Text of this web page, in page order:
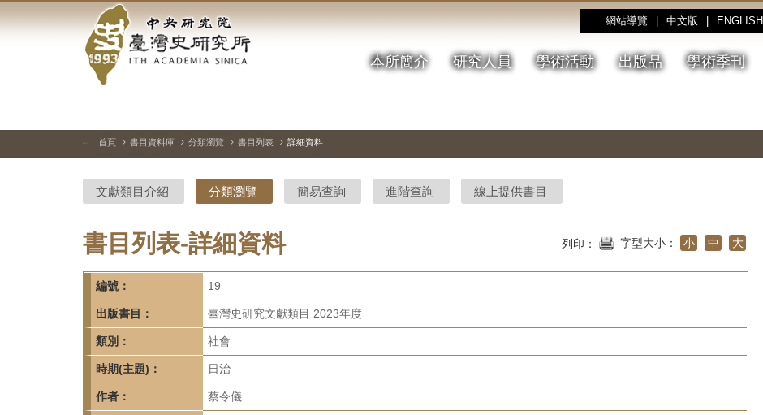
到
中
央
研
院-
臺
灣
史
研
究
所-
首
頁
::: 網站導覽 中文版 ENGLISH
本所簡介 研究人員 學術活動 出版品 學術季刊
::: 首頁 書目資料庫 分類瀏覽 書目列表 詳細資料
文獻類目介紹 分類瀏覽 簡易查詢 進階查詢 線上提供書目
書目列表-詳細資料 列印： 字型大小： 小 中 大
編號： 19
出版書目： 臺灣史研究文獻類目 2023年度
類別： 社會
時期(主題)： 日治
作者： 蔡令儀